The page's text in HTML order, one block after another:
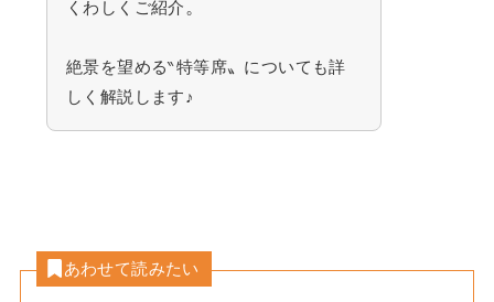
くわしくご紹介 。
絶景を望める‶特等席〟についても詳
しく解説します♪
あわせて読みたい